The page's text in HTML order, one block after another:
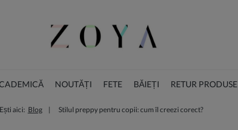
NOUTĂȚI FETE BĂIEȚI RETUR PRODUSE
Ești aici: Blog Stilul preppy pentru copii: cum îl creezi corect?